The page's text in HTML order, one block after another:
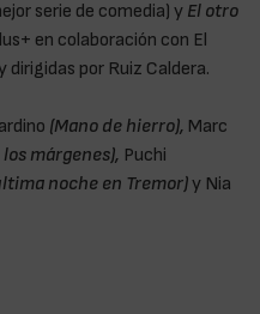
serie de comedia) y El otro
en colaboración con El
dirigidas por Ruiz Caldera.
(Mano de hierro), Marc
los márgenes), Puchi
noche en Tremor)y Nia